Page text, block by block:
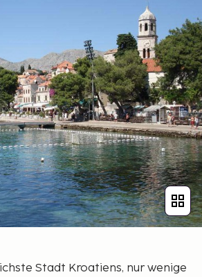
Stadt Kroatiens, nur wenige